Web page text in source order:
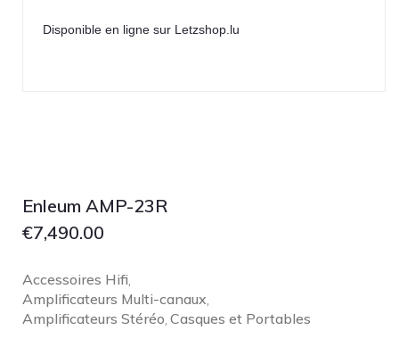
Disponible en ligne sur Letzshop.lu
Enleum AMP-23R
€7,490.00
Accessoires Hifi
Amplificateurs Multi-canaux
Amplificateurs Stéréo Casques et Portables